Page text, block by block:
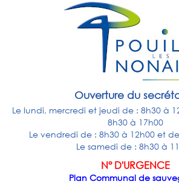
Ouverture du
Le lundi, mercredi et jeudi de : 8h30 à
8h30 à 17h00
Le vendredi de : 8h30 à 12h00 et
Le samedi de : 8h30 à
N° D'URGENCE
Plan Communal de